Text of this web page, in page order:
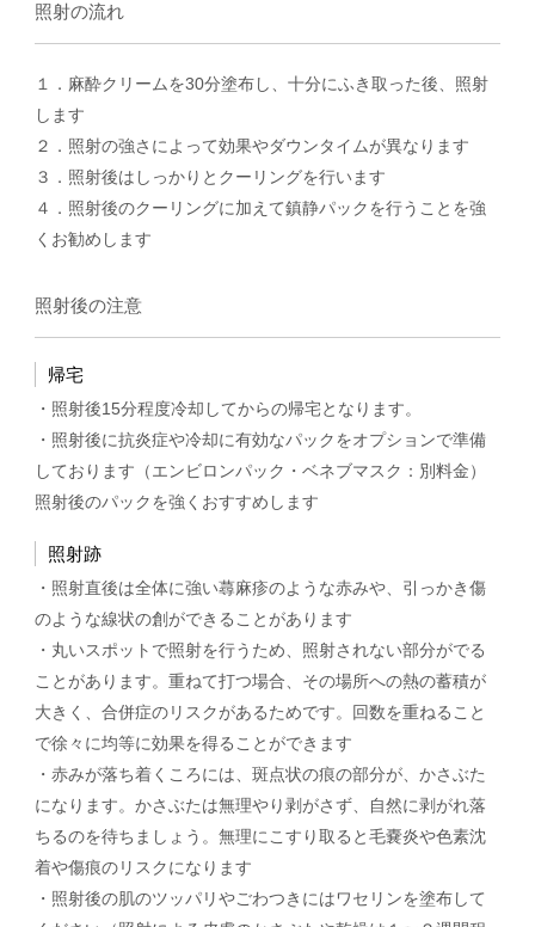
照射の流れ
１．麻酔クリームを30分塗布し、十分にふき取った後、照射
します
２．照射の強さによって効果やダウンタイムが異なります
３．照射後はしっかりとクーリングを行います
４．照射後のクーリングに加えて鎮静パックを行うことを強
くお勧めします
照射後の注意
帰宅
・照射後15分程度冷却してからの帰宅となります。
・照射後に抗炎症や冷却に有効なパックをオプションで準備
しております（エンビロンパック・ベネブマスク：別料金）
照射後のパックを強くおすすめします
照射跡
・照射直後は全体に強い蕁麻疹のような赤みや、引っかき傷
のような線状の創ができることがあります
・丸いスポットで照射を行うため、照射されない部分がでる
ことがあります。重ねて打つ場合、その場所への熱の蓄積が
大きく、合併症のリスクがあるためです。回数を重ねること
で徐々に均等に効果を得ることができます
・赤みが落ち着くころには、斑点状の痕の部分が、かさぶた
になります。かさぶたは無理やり剥がさず、自然に剥がれ落
ちるのを待ちましょう。無理にこすり取ると毛嚢炎や色素沈
着や傷痕のリスクになります
・照射後の肌のツッパリやごわつきにはワセリンを塗布して